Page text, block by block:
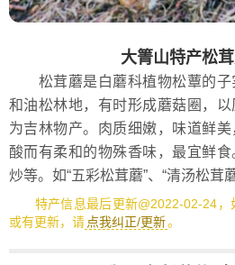
大箐山特产松
松茸蘑是白蘑科植物松蕈的子
和油松林地，有时形成蘑菇圈，
为吉林物产。肉质细嫩，味道鲜
酸而有柔和的物殊香味，最宜鲜食
炒等。如“五彩松茸蘑”、“清汤松茸
特产信息最后更新@2022-02-24，
或有更新，请 点我纠正/更新。